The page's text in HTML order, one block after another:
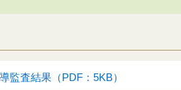
監査結果（PDF：5KB）